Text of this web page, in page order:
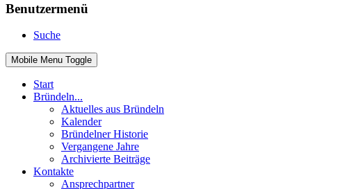
Benutzermenü
Suche
Mobile Menu Toggle
Start
Bründeln...
Aktuelles aus Bründeln
Kalender
Bründelner Historie
Vergangene Jahre
Archivierte Beiträge
Kontakte
Ansprechpartner